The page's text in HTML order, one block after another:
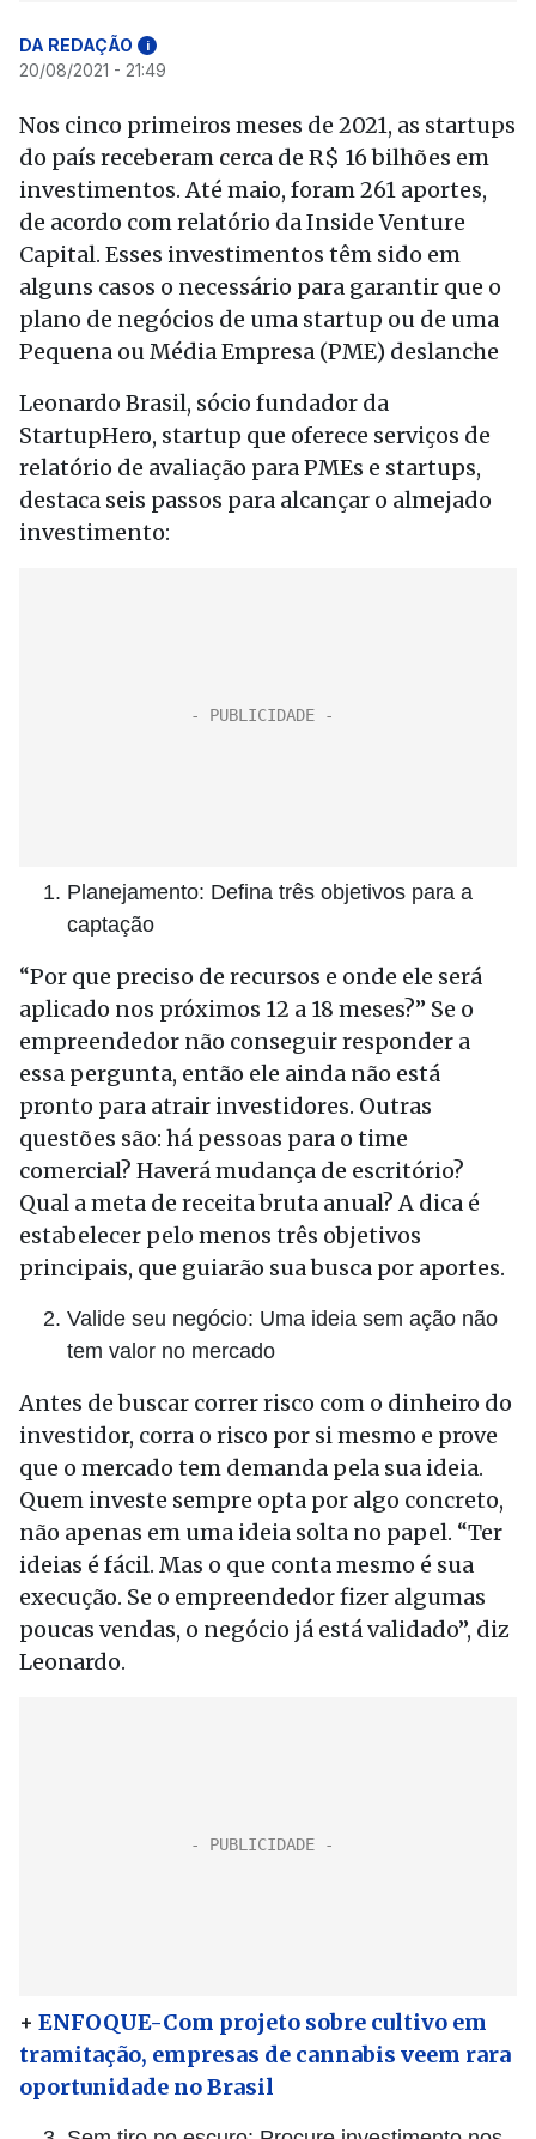
DA REDAÇÃO i
20/08/2021 - 21:49
Nos cinco primeiros meses de 2021, as startups
do país receberam cerca de R$ 16 bilhões em
investimentos. Até maio, foram 261 aportes,
de acordo com relatório da Inside Venture
Capital. Esses investimentos têm sido em
alguns casos o necessário para garantir que o
plano de negócios de uma startup ou de uma
Pequena ou Média Empresa (PME) deslanche
Leonardo Brasil, sócio fundador da
StartupHero, startup que oferece serviços de
relatório de avaliação para PMEs e startups,
destaca seis passos para alcançar o almejado
investimento:
Planejamento: Defina três objetivos para a
captação
“Por que preciso de recursos e onde ele será
aplicado nos próximos 12 a 18 meses?” Se o
empreendedor não conseguir responder a
essa pergunta, então ele ainda não está
pronto para atrair investidores. Outras
questões são: há pessoas para o time
comercial? Haverá mudança de escritório?
Qual a meta de receita bruta anual? A dica é
estabelecer pelo menos três objetivos
principais, que guiarão sua busca por aportes.
Valide seu negócio: Uma ideia sem ação não
tem valor no mercado
Antes de buscar correr risco com o dinheiro do
investidor, corra o risco por si mesmo e prove
que o mercado tem demanda pela sua ideia.
Quem investe sempre opta por algo concreto,
não apenas em uma ideia solta no papel. “Ter
ideias é fácil. Mas o que conta mesmo é sua
execução. Se o empreendedor fizer algumas
poucas vendas, o negócio já está validado”, diz
Leonardo.
+ ENFOQUE-Com projeto sobre cultivo em
tramitação, empresas de cannabis veem rara
oportunidade no Brasil